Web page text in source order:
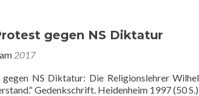
gegen NS Diktatur
2017
NS Diktatur: Die Religionslehrer
Gedenkschrift. Heidenheim 1997 (50 S.)